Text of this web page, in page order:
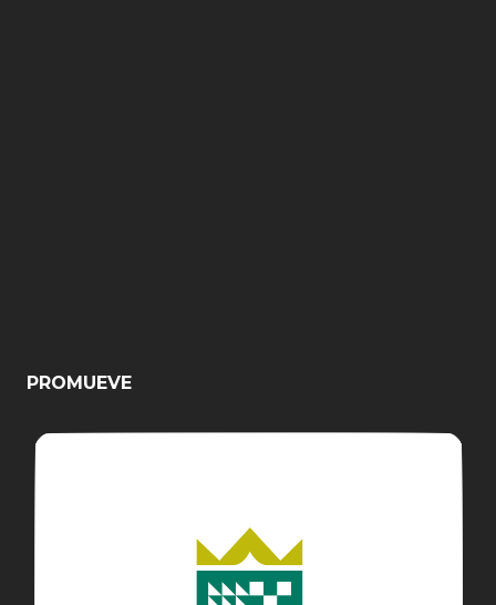
PROMUEVE